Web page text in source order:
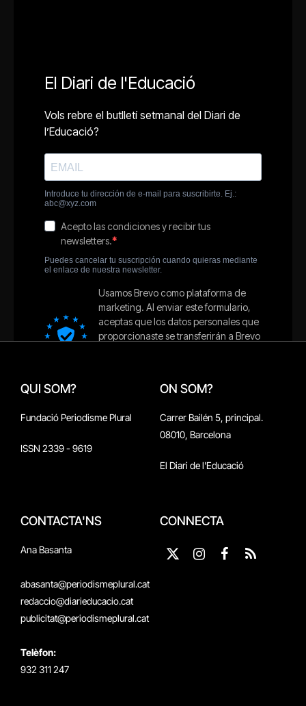
QUI SOM?
Fundació Periodisme Plural
ISSN 2339 - 9619
ON SOM?
Carrer Bailén 5, principal.
08010, Barcelona
El Diari de l'Educació
CONTACTA'NS
Ana Basanta
abasanta@periodismeplural.cat
redaccio@diarieducacio.cat
publicitat@periodismeplural.cat
Telèfon:
932 311 247
CONNECTA
X
Instagram
Facebook
RSS